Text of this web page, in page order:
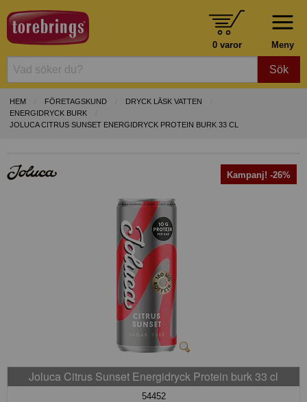
Meny
0 varor
Sök
HEM FÖRETAGSKUND
DRYCK LÄSK VATTEN
ENERGIDRYCK BURK
JOLUCA CITRUS SUNSET ENERGIDRYCK PROTEIN BURK 33 CL
Kampanj! -26%
Joluca Citrus Sunset Energidryck Protein burk 33 cl
54452